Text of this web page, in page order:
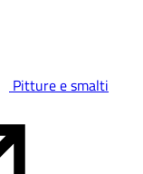
Pitture e smalti